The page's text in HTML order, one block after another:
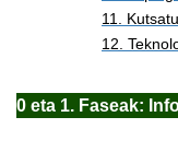
11.
12.
0 eta 1. Faseak: